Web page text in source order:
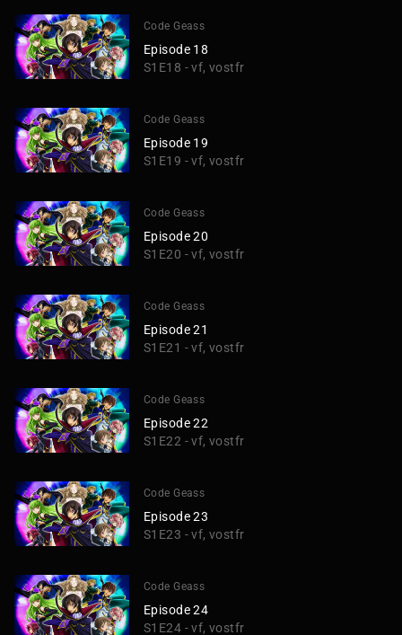
Code Geass
Episode 18
S1E18 - vf, vostfr
Code Geass
Episode 19
S1E19 - vf, vostfr
Code Geass
Episode 20
S1E20 - vf, vostfr
Code Geass
Episode 21
S1E21 - vf, vostfr
Code Geass
Episode 22
S1E22 - vf, vostfr
Code Geass
Episode 23
S1E23 - vf, vostfr
Code Geass
Episode 24
S1E24 - vf, vostfr